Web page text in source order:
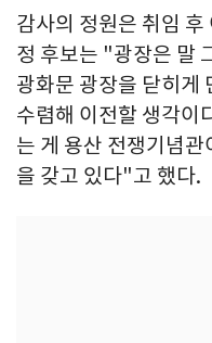
감사의 정원은 취임
정 후보는 "광장은 말
광화문 광장을 닫히
수렴해 이전할 생각이
는 게 용산 전쟁기념
을 갖고 있다"고 했다.